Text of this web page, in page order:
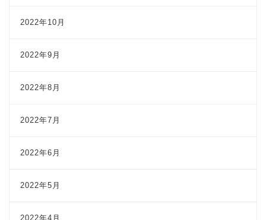
2022年10月
2022年9月
2022年8月
2022年7月
2022年6月
2022年5月
2022年4月